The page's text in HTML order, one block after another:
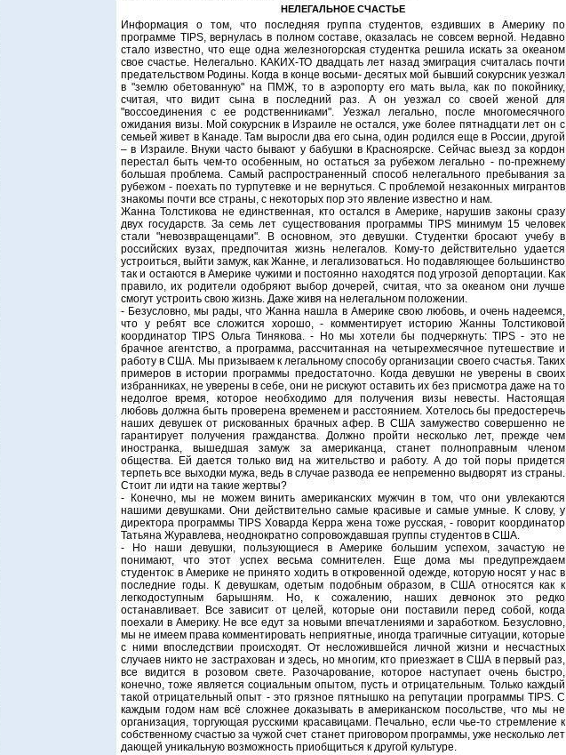
НЕЛЕГАЛЬНОЕ СЧАСТЬЕ
Информация о том, что последняя группа студентов, ездивших в Америку по
программе ТIРS, вернулась в полном составе, оказалась не совсем верной. Недавно
стало известно, что еще одна железногорская студентка решила искать за океаном
свое счастье. Нелегально. КАКИХ-ТО двадцать лет назад эмиграция считалась почти
предательством Родины. Когда в конце восьми- десятых мой бывший сокурсник уезжал
в "землю обетованную" на ПМЖ, то в аэропорту его мать выла, как по покойнику,
считая, что видит сына в последний раз. А он уезжал со своей женой для
"воссоединения с ее родственниками". Уезжал легально, после многомесячного
ожидания визы. Мой сокурсник в Израиле не остался, уже более пятнадцати лет он с
семьей живет в Канаде. Там выросли два его сына, один родился еще в России, другой
– в Израиле. Внуки часто бывают у бабушки в Красноярске. Сейчас выезд за кордон
перестал быть чем-то особенным, но остаться за рубежом легально - по-прежнему
большая проблема. Самый распространенный способ нелегального пребывания за
рубежом - поехать по турпутевке и не вернуться. С проблемой незаконных мигрантов
знакомы почти все страны, с некоторых пор это явление известно и нам.
Жанна Толстикова не единственная, кто остался в Америке, нарушив законы сразу
двух государств. За семь лет существования программы ТIРS минимум 15 человек
стали "невозвращенцами". В основном, это девушки. Студентки бросают учебу в
российских вузах, предпочитая жизнь нелегалов. Кому-то действительно удается
устроиться, выйти замуж, как Жанне, и легализоваться. Но подавляющее большинство
так и остаются в Америке чужими и постоянно находятся под угрозой депортации. Как
правило, их родители одобряют выбор дочерей, считая, что за океаном они лучше
смогут устроить свою жизнь. Даже живя на нелегальном положении.
- Безусловно, мы рады, что Жанна нашла в Америке свою любовь, и очень надеемся,
что у ребят все сложится хорошо, - комментирует историю Жанны Толстиковой
координатор ТIРS Ольга Тинякова. - Но мы хотели бы подчеркнуть: ТIРS - это не
брачное агентство, а программа, рассчитанная на четырехмесячное путешествие и
работу в США. Мы призываем к легальному способу организации своего счастья. Таких
примеров в истории программы предостаточно. Когда девушки не уверены в своих
избранниках, не уверены в себе, они не рискуют оставить их без присмотра даже на то
недолгое время, которое необходимо для получения визы невесты. Настоящая
любовь должна быть проверена временем и расстоянием. Хотелось бы предостеречь
наших девушек от рискованных брачных афер. В США замужество совершенно не
гарантирует получения гражданства. Должно пройти несколько лет, прежде чем
иностранка, вышедшая замуж за американца, станет полноправным членом
общества. Ей дается только вид на жительство и работу. А до той поры придется
терпеть все выходки мужа, ведь в случае развода ее непременно выдворят из страны.
Стоит ли идти на такие жертвы?
- Конечно, мы не можем винить американских мужчин в том, что они увлекаются
нашими девушками. Они действительно самые красивые и самые умные. К слову, у
директора программы ТIРS Ховарда Керра жена тоже русская, - говорит координатор
Татьяна Журавлева, неоднократно сопровождавшая группы студентов в США.
- Но наши девушки, пользующиеся в Америке большим успехом, зачастую не
понимают, что этот успех весьма сомнителен. Еще дома мы предупреждаем
студенток: в Америке не принято ходить в откровенной одежде, которую носят у нас в
последние годы. К девушкам, одетым подобным образом, в США относятся как к
легкодоступным барышням. Но, к сожалению, наших девчонок это редко
останавливает. Все зависит от целей, которые они поставили перед собой, когда
поехали в Америку. Не все едут за новыми впечатлениями и заработком. Безусловно,
мы не имеем права комментировать неприятные, иногда трагичные ситуации, которые
с ними впоследствии происходят. От несложившейся личной жизни и несчастных
случаев никто не застрахован и здесь, но многим, кто приезжает в США в первый раз,
все видится в розовом свете. Разочарование, которое наступает очень быстро,
конечно, тоже является социальным опытом, пусть и отрицательным. Только каждый
такой отрицательный опыт - это грязное пятнышко на репутации программы ТIРS. С
каждым годом нам всё сложнее доказывать в американском посольстве, что мы не
организация, торгующая русскими красавицами. Печально, если чье-то стремление к
собственному счастью за чужой счет станет приговором программы, уже несколько лет
дающей уникальную возможность приобщиться к другой культуре.